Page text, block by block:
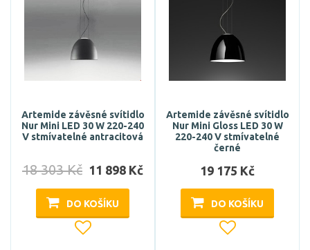
Artemide závěsné svítidlo
Nur Mini LED 30 W 220-240
V stmívatelné antracitová
18 303 Kč 11 898 Kč
DO KOŠÍKU
Artemide závěsné svítidlo
Nur Mini Gloss LED 30 W
220-240 V stmívatelné
černé
19 175 Kč
DO KOŠÍKU